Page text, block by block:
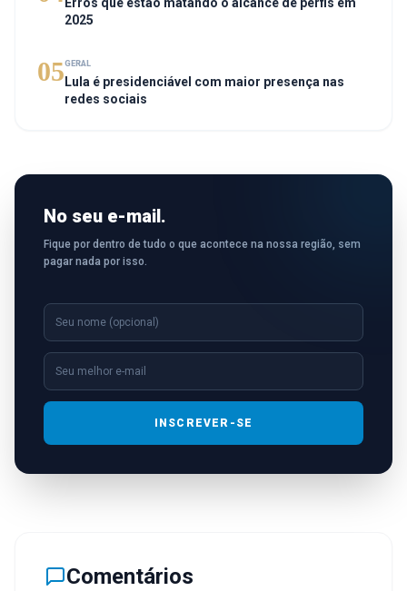
2025
05GERAL
Lula é presidenciável com maior presença nas
redes sociais
No seu e-mail.
Fique por dentro de tudo o que acontece na nossa região, sem
pagar nada por isso.
INSCREVER-SE
Comentários